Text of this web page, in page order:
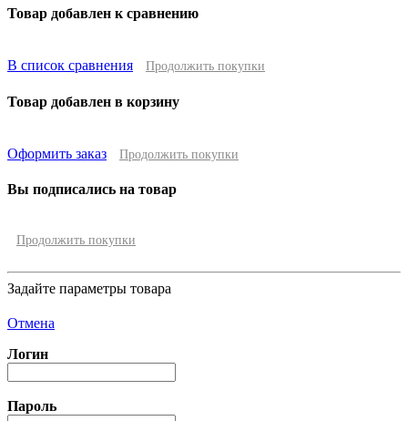
Товар добавлен к сравнению
В список сравнения Продолжить покупки
Товар добавлен в корзину
Оформить заказ Продолжить покупки
Вы подписались на товар
Продолжить покупки
Задайте параметры товара
Отмена
Логин
Пароль